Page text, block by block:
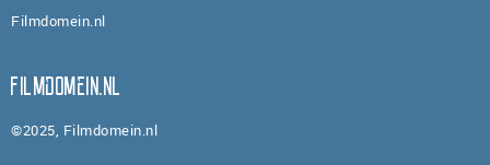
Filmdomein.nl
Filmdomein.nl
©2025, Filmdomein.nl